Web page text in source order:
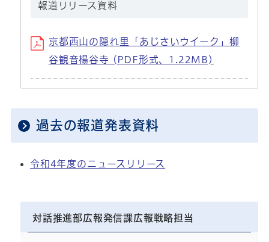
報道リリース資料
京都西山の隠れ里「あじさいウイーク」柳
谷観音楊谷寺 (PDF形式、1.22MB)
過去の報道発表資料
令和4年度のニュースリリース
対話推進部広報発信課広報戦略担当